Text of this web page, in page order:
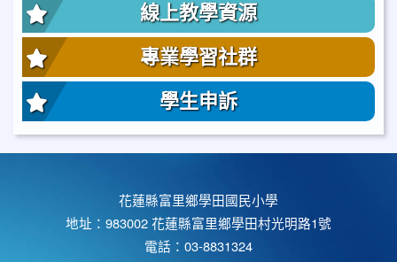
線上教學資源
專業學習社群
學生申訴
花蓮縣富里鄉學田國民小學
地址：983002 花蓮縣富里鄉學田村光明路1號
電話：03-8831324